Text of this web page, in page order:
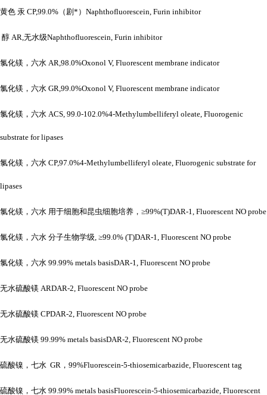
黄色 汞 CP,99.0%（剧*）Naphthofluorescein, Furin inhibitor
醇 AR,无水级Naphthofluorescein, Furin inhibitor
氯化镁，六水 AR,98.0%Oxonol V, Fluorescent membrane indicator
氯化镁，六水 GR,99.0%Oxonol V, Fluorescent membrane indicator
氯化镁，六水 ACS, 99.0-102.0%4-Methylumbelliferyl oleate, Fluorogenic
substrate for lipases
氯化镁，六水 CP,97.0%4-Methylumbelliferyl oleate, Fluorogenic substrate for
lipases
氯化镁，六水 用于细胞和昆虫细胞培养， ≥99%(T)DAR-1, Fluorescent NO probe
氯化镁，六水 分子生物学级, ≥99.0% (T)DAR-1, Fluorescent NO probe
氯化镁，六水 99.99% metals basisDAR-1, Fluorescent NO probe
无水硫酸镁 ARDAR-2, Fluorescent NO probe
无水硫酸镁 CPDAR-2, Fluorescent NO probe
无水硫酸镁 99.99% metals basisDAR-2, Fluorescent NO probe
硫酸镍，七水 GR，99%Fluorescein-5-thiosemicarbazide, Fluorescent tag
硫酸镍，七水 99.99% metals basisFluorescein-5-thiosemicarbazide, Fluorescent